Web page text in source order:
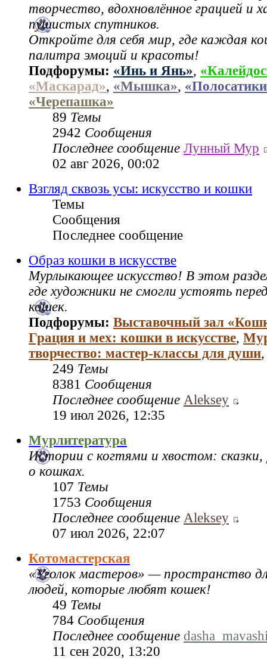
творчество, вдохновлённое грацией и
пушистых спутников.
Откройте для себя мир, где каждая
палитра эмоций и красоты!
Подфорумы: «Инь и Янь»,
«Маскарад», «Мышка»,
«Черепашка»
89 Темы
2942 Сообщения
Последнее сообщение Лунный Мур
02 авг 2026, 00:02
Взгляд сквозь усы: искусство и кошки
Темы
Сообщения
Последнее сообщение
Образ кошки в искусстве
Мурлыкающее искусство! В этом
где художники не смогли устоять
кошек.
Подфорумы: Выставочный зал
Грация и мех: кошки в искусстве,
творчество: мастер‑классы для души
249 Темы
8381 Сообщения
Последнее сообщение Aleksey
19 июл 2026, 12:35
Мурлитература
Истории с когтями и хвостом: сказки,
о кошках.
107 Темы
1753 Сообщения
Последнее сообщение Aleksey
07 июл 2026, 22:07
Котомастерская
«Уголок мастеров» — пространство
людей, которые любят кошек!
49 Темы
784 Сообщения
Последнее сообщение
11 сен 2020, 13:20